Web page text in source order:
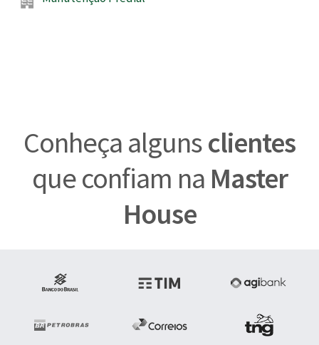
Conheça algunsclientes
que confiam na Master
House